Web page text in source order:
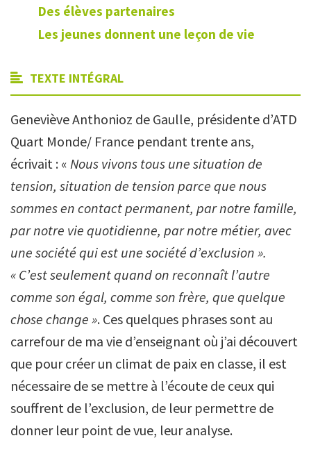
Des élèves partenaires
Les jeunes donnent une leçon de vie
TEXTE INTÉGRAL
Geneviève Anthonioz de Gaulle, présidente d’ATD
Quart Monde/ France pendant trente ans,
écrivait : « Nous vivons tous une situation de
tension, situation de tension parce que nous
sommes en contact permanent, par notre famille,
par notre vie quotidienne, par notre métier, avec
une société qui est une société d’exclusion ».
« C’est seulement quand on reconnaît l’autre
comme son égal, comme son frère, que quelque
chose change ». Ces quelques phrases sont au
carrefour de ma vie d’enseignant où j’ai découvert
que pour créer un climat de paix en classe, il est
nécessaire de se mettre à l’écoute de ceux qui
souffrent de l’exclusion, de leur permettre de
donner leur point de vue, leur analyse.